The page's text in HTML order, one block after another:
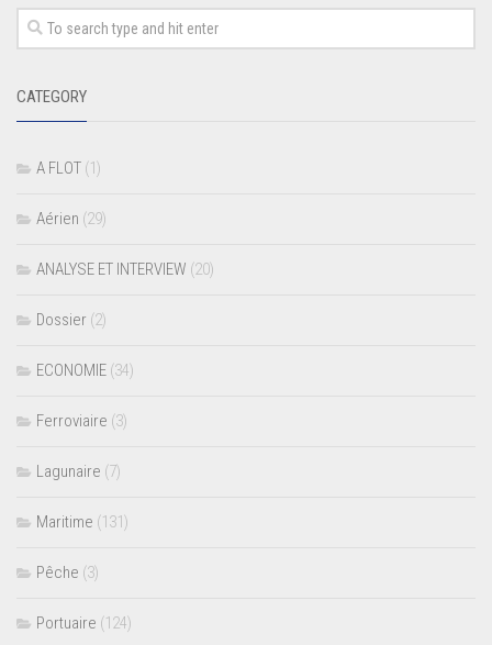
CATEGORY
A FLOT (1)
Aérien (29)
ANALYSE ET INTERVIEW (20)
Dossier (2)
ECONOMIE (34)
Ferroviaire (3)
Lagunaire (7)
Maritime (131)
Pêche (3)
Portuaire (124)